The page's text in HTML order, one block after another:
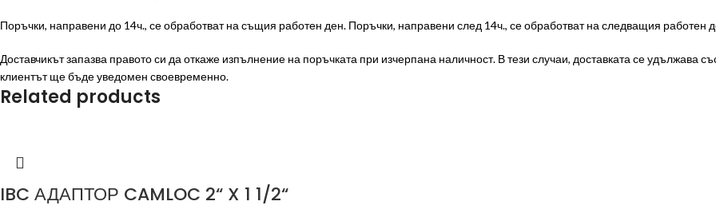
Поръчки, направени до 14ч., се обработват на същия работен ден. Поръчки, направени след 14ч., се обработват на следващия работен
Доставчикът запазва правото си да откаже изпълнение на поръчката при изчерпана наличност. В тези случаи, доставката се удължава
клиентът ще бъде уведомен своевременно.
Related products
IBC АДАПТОР CAMLOC 2“ X 1 1/2“